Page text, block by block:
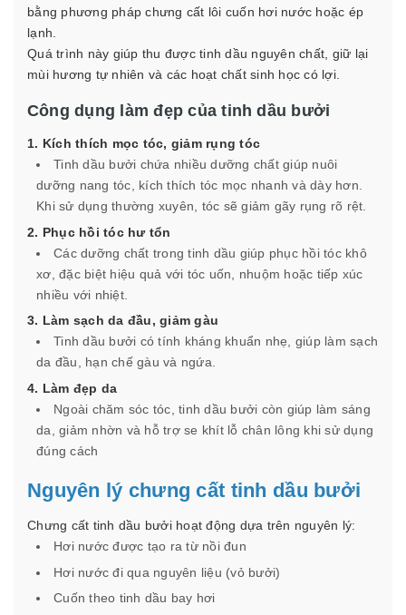
bằng phương pháp chưng cất lôi cuốn hơi nước hoặc ép
lạnh.
Quá trình này giúp thu được tinh dầu nguyên chất, giữ lại
mùi hương tự nhiên và các hoạt chất sinh học có lợi.
Công dụng làm đẹp của tinh dầu bưởi
1. Kích thích mọc tóc, giảm rụng tóc
Tinh dầu bưởi chứa nhiều dưỡng chất giúp nuôi
dưỡng nang tóc, kích thích tóc mọc nhanh và dày hơn.
Khi sử dụng thường xuyên, tóc sẽ giảm gãy rụng rõ rệt.
2. Phục hồi tóc hư tổn
Các dưỡng chất trong tinh dầu giúp phục hồi tóc khô
xơ, đặc biệt hiệu quả với tóc uốn, nhuộm hoặc tiếp xúc
nhiều với nhiệt.
3. Làm sạch da đầu, giảm gàu
Tinh dầu bưởi có tính kháng khuẩn nhẹ, giúp làm sạch
da đầu, hạn chế gàu và ngứa.
4. Làm đẹp da
Ngoài chăm sóc tóc, tinh dầu bưởi còn giúp làm sáng
da, giảm nhờn và hỗ trợ se khít lỗ chân lông khi sử dụng
đúng cách
Nguyên lý chưng cất tinh dầu bưởi
Chưng cất tinh dầu bưởi hoạt động dựa trên nguyên lý:
Hơi nước được tạo ra từ nồi đun
Hơi nước đi qua nguyên liệu (vỏ bưởi)
Cuốn theo tinh dầu bay hơi